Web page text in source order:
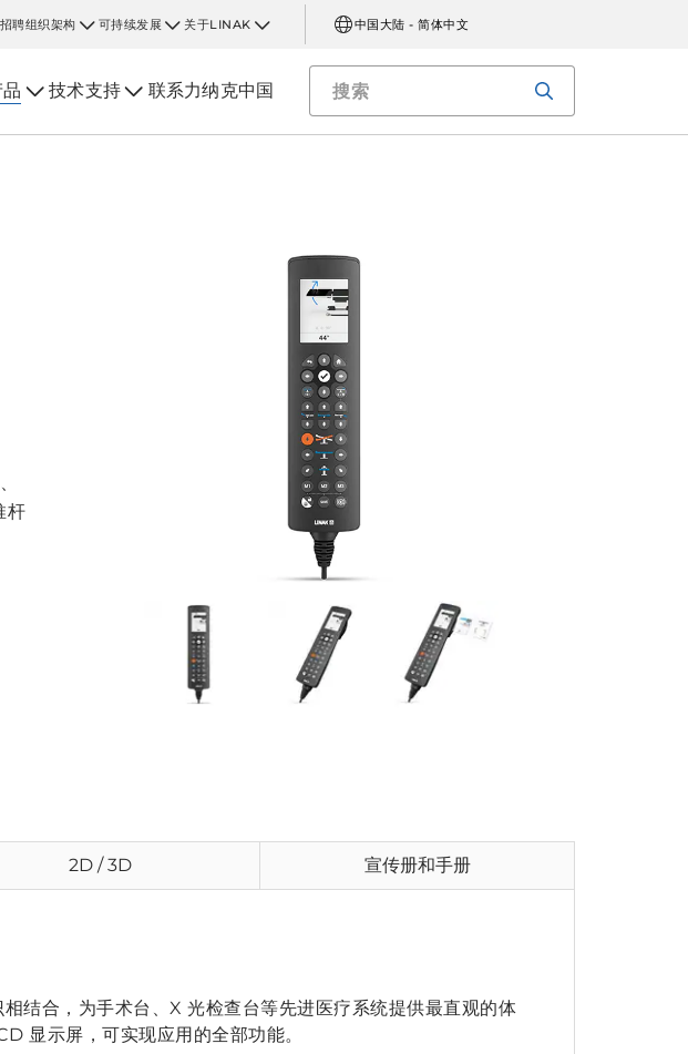
招聘组织架构 可持续发展 关于LINAK 中国大陆 - 简体中文
技术支持 联系力纳克中国
杆
2D / 3D 宣传册和手册
结合，为手术台、X 光检查台等先进医疗系统提供最直观的体
示屏，可实现应用的全部功能。